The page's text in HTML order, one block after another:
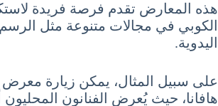
هذه المعارض تقدم فرصة فريدة
الكوبي في مجالات متنوعة مثل
اليدوية.
على سبيل المثال، يمكن زيارة
هافانا، حيث يُعرض الفنانون المحليون